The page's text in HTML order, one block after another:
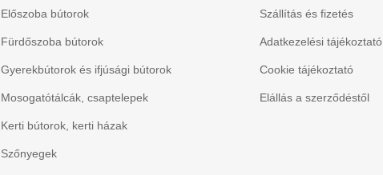
Előszoba bútorok
Fürdőszoba bútorok
Gyerekbútorok és ifjúsági bútorok
Mosogatótálcák, csaptelepek
Kerti bútorok, kerti házak
Szőnyegek
Szállítás és fizetés
Adatkezelési tájékoztató
Cookie tájékoztató
Elállás a szerződéstől